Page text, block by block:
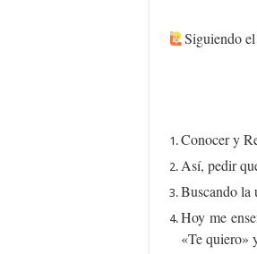
Siguiendo
Conocer y
Así, pedir
Buscando la
Hoy me
«Te quiero»